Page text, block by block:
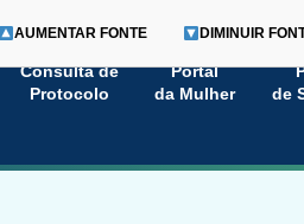
Consulta de
Protocolo
Portal
da Mulher
de
AUMENTAR FONTE DIMINUIR